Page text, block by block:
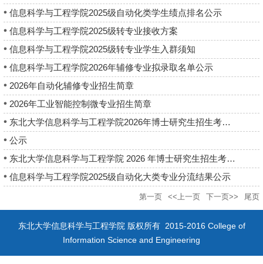
信息科学与工程学院2025级自动化类学生绩点排名公示
信息科学与工程学院2025级转专业接收方案
信息科学与工程学院2025级转专业学生入群须知
信息科学与工程学院2026年辅修专业拟录取名单公示
2026年自动化辅修专业招生简章
2026年工业智能控制微专业招生简章
东北大学信息科学与工程学院2026年博士研究生招生考试成绩公布
公示
东北大学信息科学与工程学院 2026 年博士研究生招生考试成绩公布
信息科学与工程学院2025级自动化大类专业分流结果公示
第一页 <<上一页 下一页>> 尾页
东北大学信息科学与工程学院 版权所有 2015-2016 College of
Information Science and Engineering